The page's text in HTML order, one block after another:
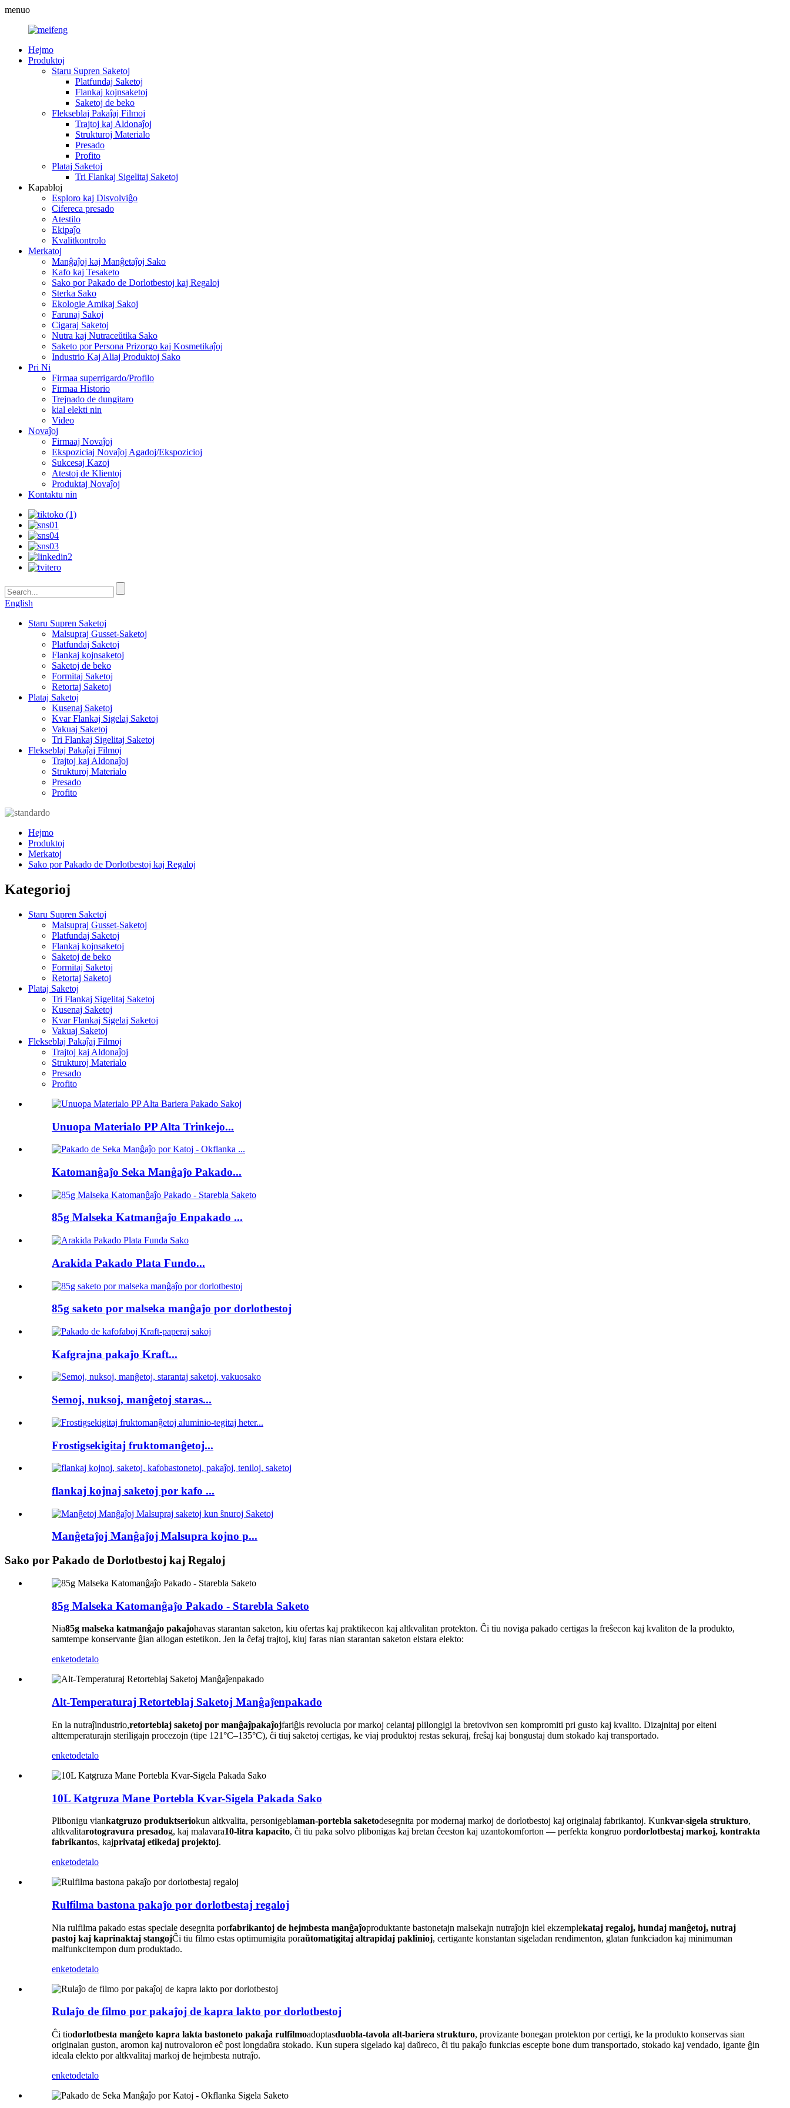
menuo
Hejmo
Produktoj
Staru Supren Saketoj
Platfundaj Saketoj
Flankaj kojnsaketoj
Saketoj de beko
Flekseblaj Pakaĵaj Filmoj
Trajtoj kaj Aldonaĵoj
Strukturoj Materialo
Presado
Profito
Plataj Saketoj
Tri Flankaj Sigelitaj Saketoj
Kapabloj
Esploro kaj Disvolviĝo
Cifereca presado
Atestilo
Ekipaĵo
Kvalitkontrolo
Merkatoj
Manĝaĵoj kaj Manĝetaĵoj Sako
Kafo kaj Tesaketo
Sako por Pakado de Dorlotbestoj kaj Regaloj
Sterka Sako
Ekologie Amikaj Sakoj
Farunaj Sakoj
Cigaraj Saketoj
Nutra kaj Nutraceŭtika Sako
Saketo por Persona Prizorgo kaj Kosmetikaĵoj
Industrio Kaj Aliaj Produktoj Sako
Pri Ni
Firmaa superrigardo/Profilo
Firmaa Historio
Trejnado de dungitaro
kial elekti nin
Video
Novaĵoj
Firmaaj Novaĵoj
Ekspoziciaj Novaĵoj Agadoj/Ekspozicioj
Sukcesaj Kazoj
Atestoj de Klientoj
Produktaj Novaĵoj
Kontaktu nin
English
Staru Supren Saketoj
Malsupraj Gusset-Saketoj
Platfundaj Saketoj
Flankaj kojnsaketoj
Saketoj de beko
Formitaj Saketoj
Retortaj Saketoj
Plataj Saketoj
Kusenaj Saketoj
Kvar Flankaj Sigelaj Saketoj
Vakuaj Saketoj
Tri Flankaj Sigelitaj Saketoj
Flekseblaj Pakaĵaj Filmoj
Trajtoj kaj Aldonaĵoj
Strukturoj Materialo
Presado
Profito
Hejmo
Produktoj
Merkatoj
Sako por Pakado de Dorlotbestoj kaj Regaloj
Kategorioj
Staru Supren Saketoj
Malsupraj Gusset-Saketoj
Platfundaj Saketoj
Flankaj kojnsaketoj
Saketoj de beko
Formitaj Saketoj
Retortaj Saketoj
Plataj Saketoj
Tri Flankaj Sigelitaj Saketoj
Kusenaj Saketoj
Kvar Flankaj Sigelaj Saketoj
Vakuaj Saketoj
Flekseblaj Pakaĵaj Filmoj
Trajtoj kaj Aldonaĵoj
Strukturoj Materialo
Presado
Profito
Unuopa Materialo PP Alta Trinkejo...
Katomanĝaĵo Seka Manĝaĵo Pakado...
85g Malseka Katmanĝaĵo Enpakado ...
Arakida Pakado Plata Fundo...
85g saketo por malseka manĝaĵo por dorlotbestoj
Kafgrajna pakaĵo Kraft...
Semoj, nuksoj, manĝetoj staras...
Frostigsekigitaj fruktomanĝetoj...
flankaj kojnaj saketoj por kafo ...
Manĝetaĵoj Manĝaĵoj Malsupra kojno p...
Sako por Pakado de Dorlotbestoj kaj Regaloj
85g Malseka Katomanĝaĵo Pakado - Starebla Saketo
Nia85g malseka katmanĝaĵo pakaĵohavas starantan saketon, kiu ofertas kaj praktikecon kaj altkvalitan protekton. Ĉi tiu noviga pakado certigas la freŝecon kaj kvaliton de la produkto,
samtempe konservante ĝian allogan estetikon. Jen la ĉefaj trajtoj, kiuj faras nian starantan saketon elstara elekto:
enketodetalo
Alt-Temperaturaj Retorteblaj Saketoj Manĝaĵenpakado
En la nutraĵindustrio,retorteblaj saketoj por manĝaĵpakaĵojfariĝis revolucia por markoj celantaj plilongigi la bretovivon sen kompromiti pri gusto kaj kvalito. Dizajnitaj por elteni
alttemperaturajn steriligajn procezojn (tipe 121°C–135°C), ĉi tiuj saketoj certigas, ke viaj produktoj restas sekuraj, freŝaj kaj bongustaj dum stokado kaj transportado.
enketodetalo
10L Katgruza Mane Portebla Kvar-Sigela Pakada Sako
Plibonigu viankatgruzo produktseriokun altkvalita, personigeblaman-portebla saketodesegnita por modernaj markoj de dorlotbestoj kaj originalaj fabrikantoj. Kunkvar-sigela strukturo,
altkvalitarotogravura presadog, kaj malavara10-litra kapacito, ĉi tiu paka solvo plibonigas kaj bretan ĉeeston kaj uzantokomforton — perfekta kongruo pordorlotbestaj markoj, kontrakta
fabrikantos, kajprivataj etikedaj projektoj.
enketodetalo
Rulfilma bastona pakaĵo por dorlotbestaj regaloj
Nia rulfilma pakado estas speciale desegnita porfabrikantoj de hejmbesta manĝaĵoproduktante bastonetajn malsekajn nutraĵojn kiel ekzemplekataj regaloj, hundaj manĝetoj, nutraj
pastoj kaj kaprinaktaj stangojĈi tiu filmo estas optimumigita poraŭtomatigitaj altrapidaj paklinioj, certigante konstantan sigeladan rendimenton, glatan funkciadon kaj minimuman
malfunkcitempon dum produktado.
enketodetalo
Rulaĵo de filmo por pakaĵoj de kapra lakto por dorlotbestoj
Ĉi tiodorlotbesta manĝeto kapra lakta bastoneto pakaĵa rulfilmoadoptasduobla-tavola alt-bariera strukturo, provizante bonegan protekton por certigi, ke la produkto konservas sian
originalan guston, aromon kaj nutrovaloron eĉ post longdaŭra stokado. Kun supera sigelado kaj daŭreco, ĉi tiu pakaĵo funkcias escepte bone dum transportado, stokado kaj vendado, igante ĝin
ideala elekto por altkvalitaj markoj de hejmbesta nutraĵo.
enketodetalo